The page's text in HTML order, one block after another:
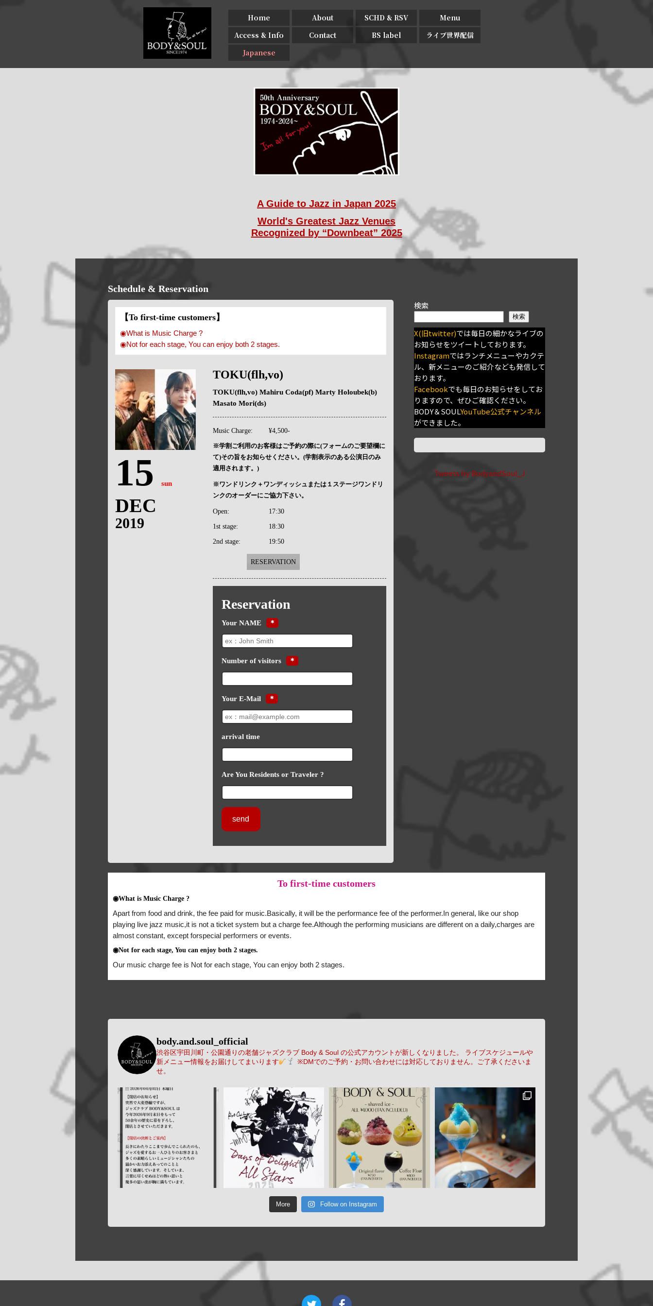
Home About SCHD & RSV
Menu
Access & Info
Contact BS label
ライブ世界配信
Japanese
A Guide to Jazz in Japan 2025
World's Greatest Jazz Venues
Recognized by “Downbeat” 2025
Schedule & Reservation
【To first-time customers】
◉What is Music Charge ?
◉Not for each stage, You can enjoy both 2 stages.
15 sun
DEC
2019
TOKU(flh,vo)
TOKU(flh,vo) Mahiru Coda(pf) Marty Holoubek(b)
Masato Mori(ds)
Music Charge: ¥4,500-
※学割ご利用のお客様はご予約の際に(フォームのご要望欄に
て)その旨をお知らせください。(学割表示のある公演日のみ
適用されます。)
※ワンドリンク＋ワンディッシュまたは１ステージワンドリ
ンクのオーダーにご協力下さい。
Open: 17:30
1st stage: 18:30
2nd stage: 19:50
RESERVATION
Reservation
Your NAME ＊
Number of visitors ＊
Your E-Mail ＊
arrival time
Are You Residents or Traveler ?
検索
検索
X(旧twitter)では毎日の細かなライブの
お知らせをツイートしております。
Instagramではランチメニューやカクテ
ル、新メニューのご紹介なども発信して
おります。
Facebookでも毎日のお知らせをしてお
りますので、ぜひご確認ください。
BODY＆SOULYouTube公式チャンネル
ができました。
Tweets by BodyandSoul_J
To first-time customers
◉What is Music Charge ?
Apart from food and drink, the fee paid for music.Basically, it will be the performance fee of the performer.In general, like our shop
playing live jazz music,it is not a ticket system but a charge fee.Although the performing musicians are different on a daily,charges are
almost constant, except forspecial performers or events.
◉Not for each stage, You can enjoy both 2 stages.
Our music charge fee is Not for each stage, You can enjoy both 2 stages.
body.and.soul_official
渋谷区宇田川町・公園通りの老舗ジャズクラブ Body & Soul の公式アカウントが新しくなりました。
ライブスケジュールや
新メニュー情報をお届けしてまいります
※DMでのご予約・お問い合わせには対応しておりません。ご了承くださいま
せ。
More Follow on Instagram